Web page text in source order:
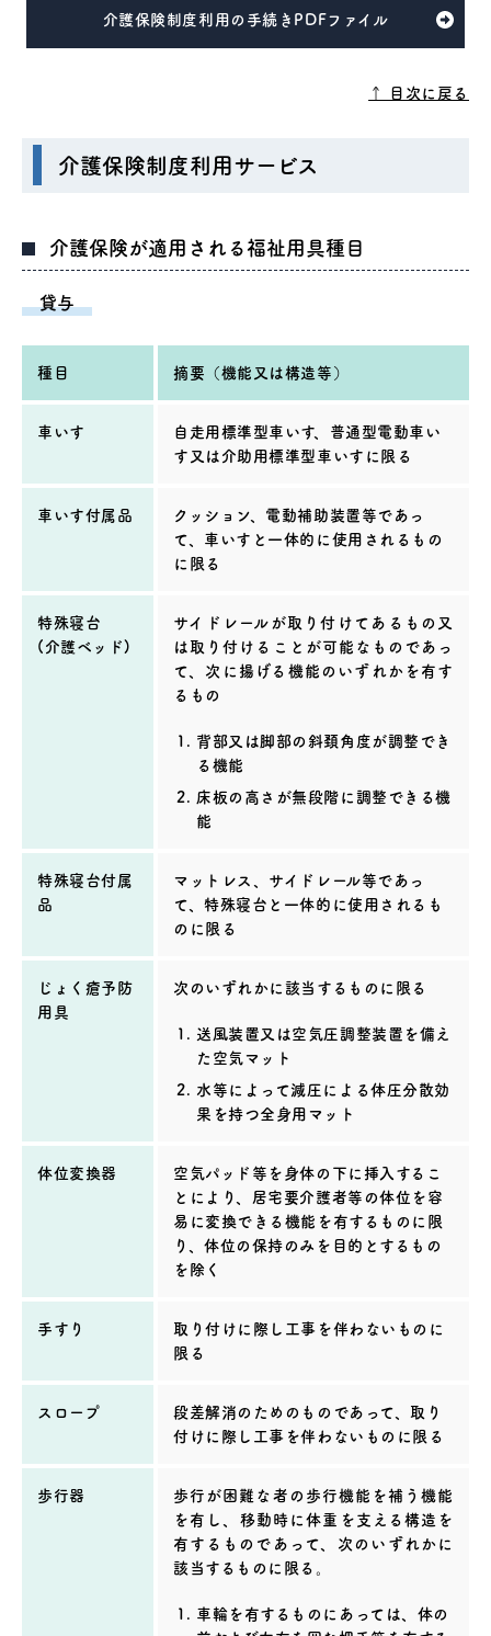
介護保険制度利用の手続きPDFファイル
↑ 目次に戻る
介護保険制度利用サービス
介護保険が適用される福祉用具種目
貸与
種目 摘要（機能又は構造等）
車いす
自走用標準型車いす、普通型電動車い
す又は介助用標準型車いすに限る
車いす付属品
クッション、電動補助装置等であっ
て、車いすと一体的に使用されるもの
に限る
特殊寝台
(介護ベッド)
サイドレールが取り付けてあるもの又
は取り付けることが可能なものであっ
て、次に揚げる機能のいずれかを有す
るもの
背部又は脚部の斜頚角度が調整でき
る機能
床板の高さが無段階に調整できる機
能
特殊寝台付属
品
マットレス、サイドレール等であっ
て、特殊寝台と一体的に使用されるも
のに限る
じょく瘡予防
用具
次のいずれかに該当するものに限る
送風装置又は空気圧調整装置を備え
た空気マット
水等によって減圧による体圧分散効
果を持つ全身用マット
体位変換器
空気パッド等を身体の下に挿入するこ
とにより、居宅要介護者等の体位を容
易に変換できる機能を有するものに限
り、体位の保持のみを目的とするもの
を除く
手すり
取り付けに際し工事を伴わないものに
限る
スロープ
段差解消のためのものであって、取り
付けに際し工事を伴わないものに限る
歩行器
歩行が困難な者の歩行機能を補う機能
を有し、移動時に体重を支える構造を
有するものであって、次のいずれかに
該当するものに限る。
車輪を有するものにあっては、体の